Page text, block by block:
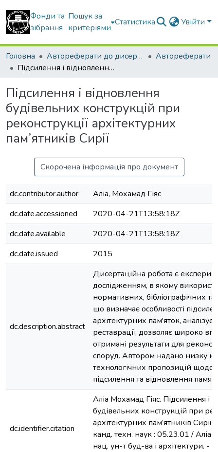
Фонди та
зібрання
Пошук за
критеріями
Статистика Увійти
Головна Автореферати до дисертацій
Автореферати
Підсилення і відновлення будівельних конструкцій при реконструкції архітектурних пам’ятників Сирії
Підсилення і відновлення
будівельних конструкцій при
реконструкції архітектурних
пам’ятників Сирії
Скорочена інформація про документ
dc.contributor.author
Аліа, Мохамад Гіяс
dc.date.accessioned
2020-04-21T13:58:18Z
dc.date.available
2020-04-21T13:58:18Z
dc.date.issued
2015
dc.description.abstract
Дисертаційна робота є
дослідженням, в якому
нормативних, бібліографічних
що визначає особливості
архітектурних пам'яток,
реставрації, дозволяє широко
отримані результати для
споруд. Автором надано низку
технологічних пропозицій щодо
підсилення та відновлення
dc.identifier.citation
Аліа Мохамад Гіяс. Підсилення і
будівельних конструкцій при
архітектурних пам’ятників Сирії
канд. техн. наук : 05.23.01 / Аліа
нац. ун-т буд-ва і архітектури. -